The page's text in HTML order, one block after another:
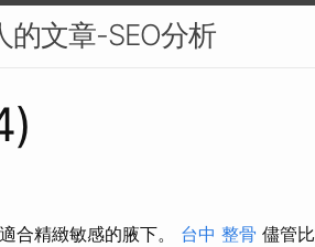
的文章-SEO分析
合精緻敏感的腋下。 台中 整骨 儘管